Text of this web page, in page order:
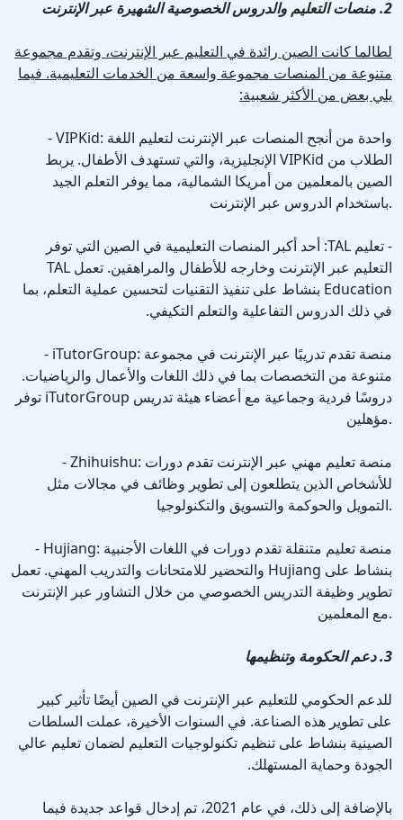
2. منصات التعليم والدروس الخصوصية الشهيرة عبر الإنترنت
لطالما كانت الصين رائدة في التعليم عبر الإنترنت، وتقدم مجموعة
متنوعة من المنصات مجموعة واسعة من الخدمات التعليمية. فيما
يلي بعض من الأكثر شعبية:
- VIPKid: واحدة من أنجح المنصات عبر الإنترنت لتعليم اللغة
الإنجليزية، والتي تستهدف الأطفال. يربط VIPKid الطلاب من
الصين بالمعلمين من أمريكا الشمالية، مما يوفر التعلم الجيد
باستخدام الدروس عبر الإنترنت.
- تعليم TAL: أحد أكبر المنصات التعليمية في الصين التي توفر
التعليم عبر الإنترنت وخارجه للأطفال والمراهقين. تعمل TAL
Education بنشاط على تنفيذ التقنيات لتحسين عملية التعلم، بما
في ذلك الدروس التفاعلية والتعلم التكيفي.
- iTutorGroup: منصة تقدم تدريبًا عبر الإنترنت في مجموعة
متنوعة من التخصصات بما في ذلك اللغات والأعمال والرياضيات.
توفر iTutorGroup دروسًا فردية وجماعية مع أعضاء هيئة تدريس
مؤهلين.
- Zhihuishu: منصة تعليم مهني عبر الإنترنت تقدم دورات
للأشخاص الذين يتطلعون إلى تطوير وظائف في مجالات مثل
التمويل والحوكمة والتسويق والتكنولوجيا.
- Hujiang: منصة تعليم متنقلة تقدم دورات في اللغات الأجنبية
والتحضير للامتحانات والتدريب المهني. تعمل Hujiang بنشاط على
تطوير وظيفة التدريس الخصوصي من خلال التشاور عبر الإنترنت
مع المعلمين.
3. دعم الحكومة وتنظيمها
للدعم الحكومي للتعليم عبر الإنترنت في الصين أيضًا تأثير كبير
على تطوير هذه الصناعة. في السنوات الأخيرة، عملت السلطات
الصينية بنشاط على تنظيم تكنولوجيات التعليم لضمان تعليم عالي
الجودة وحماية المستهلك.
بالإضافة إلى ذلك، في عام 2021، تم إدخال قواعد جديدة فيما